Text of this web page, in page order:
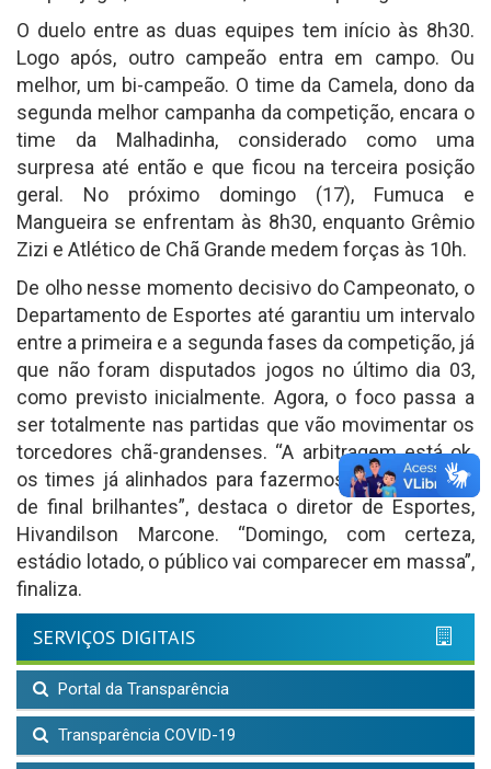
O duelo entre as duas equipes tem início às 8h30.
Logo após, outro campeão entra em campo. Ou
melhor, um bi-campeão. O time da Camela, dono da
segunda melhor campanha da competição, encara o
time da Malhadinha, considerado como uma
surpresa até então e que ficou na terceira posição
geral. No próximo domingo (17), Fumuca e
Mangueira se enfrentam às 8h30, enquanto Grêmio
Zizi e Atlético de Chã Grande medem forças às 10h.
De olho nesse momento decisivo do Campeonato, o
Departamento de Esportes até garantiu um intervalo
entre a primeira e a segunda fases da competição, já
que não foram disputados jogos no último dia 03,
como previsto inicialmente. Agora, o foco passa a
ser totalmente nas partidas que vão movimentar os
torcedores chã-grandenses. “A arbitragem está ok,
os times já alinhados para fazermos umas quartas
de final brilhantes”, destaca o diretor de Esportes,
Hivandilson Marcone. “Domingo, com certeza,
estádio lotado, o público vai comparecer em massa”,
finaliza.
SERVIÇOS DIGITAIS
Portal da Transparência
Transparência COVID-19